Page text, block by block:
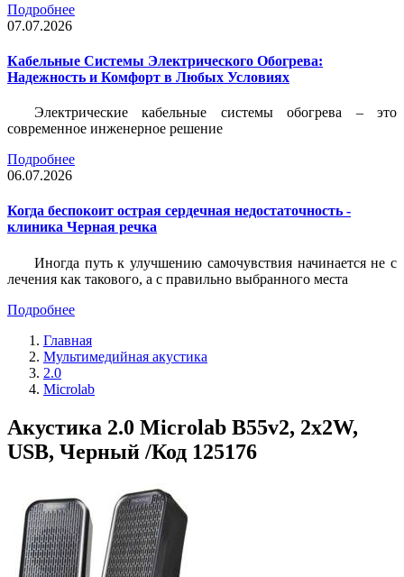
Подробнее
07.07.2026
Кабельные Системы Электрического Обогрева:
Надежность и Комфорт в Любых Условиях
Электрические кабельные системы обогрева – это
современное инженерное решение
Подробнее
06.07.2026
Когда беспокоит острая сердечная недостаточность -
клиника Черная речка
Иногда путь к улучшению самочувствия начинается не с
лечения как такового, а с правильно выбранного места
Подробнее
Главная
Мультимедийная акустика
2.0
Microlab
Акустика 2.0 Microlab B55v2, 2x2W,
USB, Черный /Код 125176